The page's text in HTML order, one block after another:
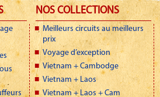
NOS COLLECTIONS
Meilleurs circuits au meilleurs
prix
Voyage d’exception
Vietnam + Cambodge
Vietnam + Laos
Vietnam + Laos + Cam